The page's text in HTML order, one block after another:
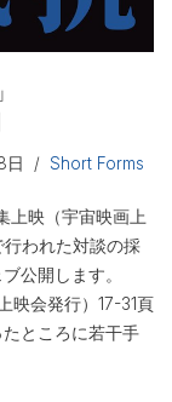
日 Short Forms
上映（宇宙映画上
われた対談の採
公開します。
映会発行）17-31頁
ところに若干手